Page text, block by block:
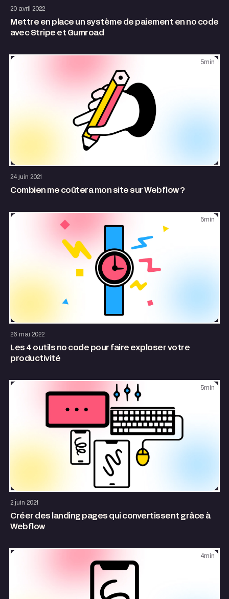
20 avril 2022
Mettre en place un système de paiement en no code
avec Stripe et Gumroad
5 min
24 juin 2021
Combien me coûtera mon site sur Webflow ?
5 min
26 mai 2022
Les 4 outils no code pour faire exploser votre
productivité
5 min
2 juin 2021
Créer des landing pages qui convertissent grâce à
Webflow
4 min